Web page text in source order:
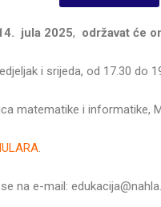
jula 2025, održavat će
i srijeda, od 17.30 do
matematike i informatike,
.
na e-mail: